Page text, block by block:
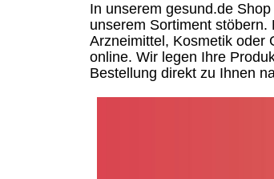
In unserem gesund.de
unserem Sortiment
Arzneimittel, Kosmetik oder
online. Wir legen Ihre
Bestellung direkt zu Ihnen